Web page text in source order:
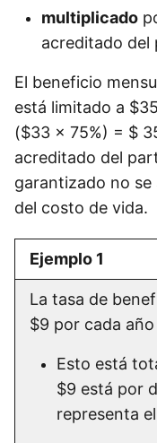
multiplicado
acreditado del
El beneficio
está limitado a
($33 x 75%) = $
acreditado del
garantizado no
del costo de vida.
Ejemplo 1
La tasa de
$9 por cada
Esto está
$9 está por
representa